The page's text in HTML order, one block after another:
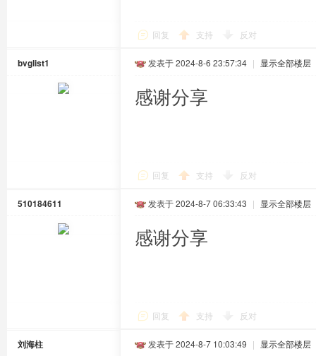
回复 支持 反对
bvglist1 发表于 2024-8-6 23:57:34 | 显示全部楼层
感谢分享
回复 支持 反对
510184611 发表于 2024-8-7 06:33:43 | 显示全部楼层
感谢分享
回复 支持 反对
刘海柱 发表于 2024-8-7 10:03:49 | 显示全部楼层